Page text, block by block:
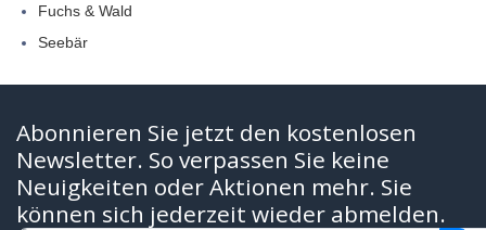
Fuchs & Wald
Seebär
Abonnieren Sie jetzt den kostenlosen
Newsletter. So verpassen Sie keine
Neuigkeiten oder Aktionen mehr. Sie
können sich jederzeit wieder abmelden.